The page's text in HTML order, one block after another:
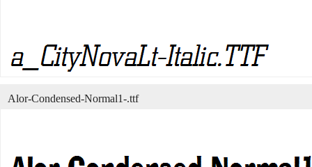
Alor-Condensed-Normal1-.ttf